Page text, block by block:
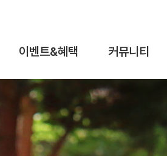
이벤트&혜택
이벤트
혜택
커뮤니티